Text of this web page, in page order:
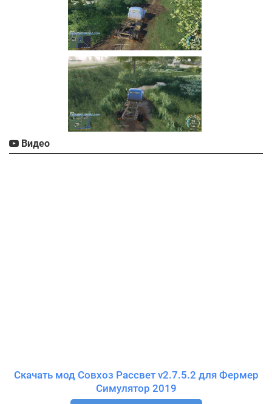
Видео
Скачать мод Совхоз Рассвет v2.7.5.2 для Фермер
Симулятор 2019